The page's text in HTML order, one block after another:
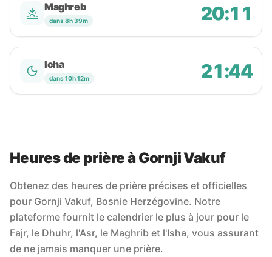
Maghreb
dans 8h 39m 20:11
Icha
dans 10h 12m 21:44
Heures de prière à Gornji Vakuf
Obtenez des heures de prière précises et officielles
pour Gornji Vakuf, Bosnie Herzégovine. Notre
plateforme fournit le calendrier le plus à jour pour le
Fajr, le Dhuhr, l'Asr, le Maghrib et l'Isha, vous assurant
de ne jamais manquer une prière.